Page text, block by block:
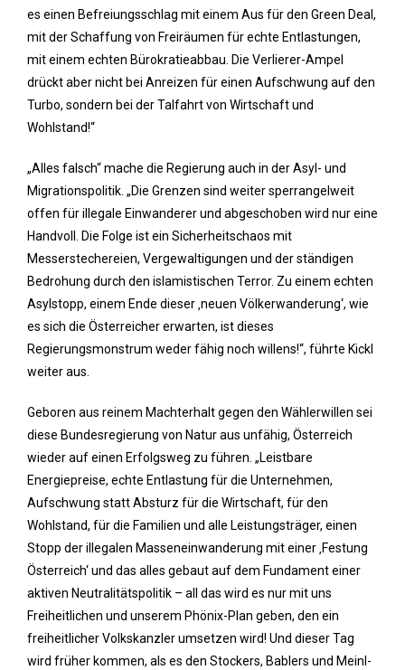
es einen Befreiungsschlag mit einem Aus für den Green Deal,
mit der Schaffung von Freiräumen für echte Entlastungen,
mit einem echten Bürokratieabbau. Die Verlierer-Ampel
drückt aber nicht bei Anreizen für einen Aufschwung auf den
Turbo, sondern bei der Talfahrt von Wirtschaft und
Wohlstand!“
„Alles falsch“ mache die Regierung auch in der Asyl- und
Migrationspolitik. „Die Grenzen sind weiter sperrangelweit
offen für illegale Einwanderer und abgeschoben wird nur eine
Handvoll. Die Folge ist ein Sicherheitschaos mit
Messerstechereien, Vergewaltigungen und der ständigen
Bedrohung durch den islamistischen Terror. Zu einem echten
Asylstopp, einem Ende dieser ‚neuen Völkerwanderung‘, wie
es sich die Österreicher erwarten, ist dieses
Regierungsmonstrum weder fähig noch willens!“, führte Kickl
weiter aus.
Geboren aus reinem Machterhalt gegen den Wählerwillen sei
diese Bundesregierung von Natur aus unfähig, Österreich
wieder auf einen Erfolgsweg zu führen. „Leistbare
Energiepreise, echte Entlastung für die Unternehmen,
Aufschwung statt Absturz für die Wirtschaft, für den
Wohlstand, für die Familien und alle Leistungsträger, einen
Stopp der illegalen Masseneinwanderung mit einer ‚Festung
Österreich‘ und das alles gebaut auf dem Fundament einer
aktiven Neutralitätspolitik – all das wird es nur mit uns
Freiheitlichen und unserem Phönix-Plan geben, den ein
freiheitlicher Volkskanzler umsetzen wird! Und dieser Tag
wird früher kommen, als es den Stockers, Bablers und Meinl-